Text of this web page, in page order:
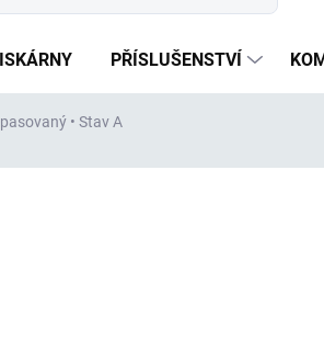
PŘÍSLUŠENSTVÍ
• Stav A